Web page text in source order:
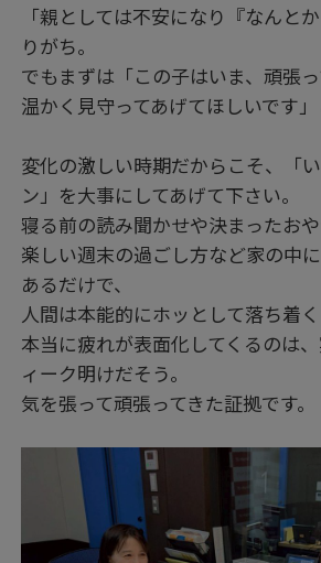
「親としては不安になり『なんと
りがち。
でもまずは「この子はいま、頑張
温かく見守ってあげてほしいです」
変化の激しい時期だからこそ、「
ン」を大事にしてあげて下さい。
寝る前の読み聞かせや決まったおや
楽しい週末の過ごし方など家の中
あるだけで、
人間は本能的にホッとして落ち着く
本当に疲れが表面化してくるのは
ィーク明けだそう。
気を張って頑張ってきた証拠です。